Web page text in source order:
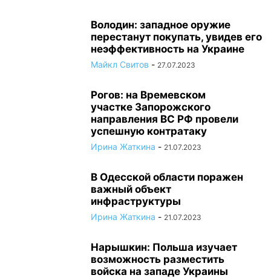
Володин: западное оружие
перестанут покупать, увидев его
неэффективность на Украине
Майкл Свитов - 27.07.2023
Рогов: на Времевском
участке Запорожского
направления ВС РФ провели
успешную контратаку
Ирина Жаткина - 21.07.2023
В Одесской области поражен
важный объект
инфраструктуры
Ирина Жаткина - 21.07.2023
Нарышкин: Польша изучает
возможность разместить
войска на западе Украины